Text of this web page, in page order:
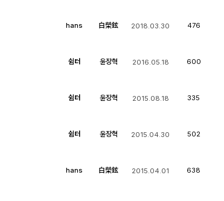
hans 白榮鉉 2018.03.30 476
쉼터 윤장혁 2016.05.18 600
쉼터 윤장혁 2015.08.18 335
쉼터 윤장혁 2015.04.30 502
hans 白榮鉉 2015.04.01 638